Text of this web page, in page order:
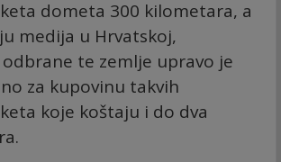
dometa 300 kilometara, a
medija u Hrvatskoj,
te zemlje upravo je
za kupovinu takvih
koje koštaju i do dva